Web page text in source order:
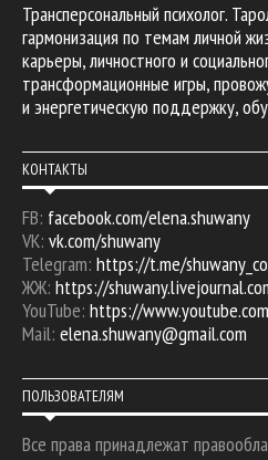
Трансперсональный психолог.
гармонизация по темам личной
карьеры, личностного и
трансформационные игры,
и энергетическую поддержку,
КОНТАКТЫ
FB: facebook.com/elena.shuwany
VK: vk.com/shuwany
Telegram: https://t.me/
ЖЖ: https://
YouTube: https://
Mail: elena.shuwany@gmail.com
ПОЛЬЗОВАТЕЛЯМ
Все права принадлежат